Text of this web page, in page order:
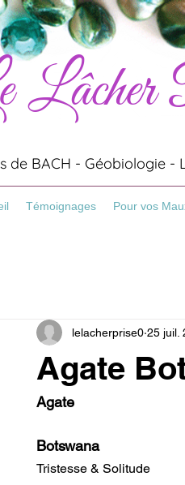
Lâcher
de BACH - Géobiologie -
Témoignages Pour vos
Agate
lelacherprise0 25 juil.
Agate
Botswana
Tristesse & Solitude